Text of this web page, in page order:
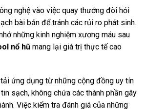
nghệ vào việc quay thưởng đòi hỏi
bài bản để tránh các rủi ro phát sinh.
những kinh nghiệm xương máu sau
nổ hũ mang lại giá trị thực tế cao
ứng dụng từ những cộng đồng uy tín
sạch, không chứa các thành phần gây
Việc kiểm tra đánh giá của những